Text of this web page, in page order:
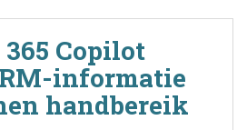
Copilot
informatie
handbereik